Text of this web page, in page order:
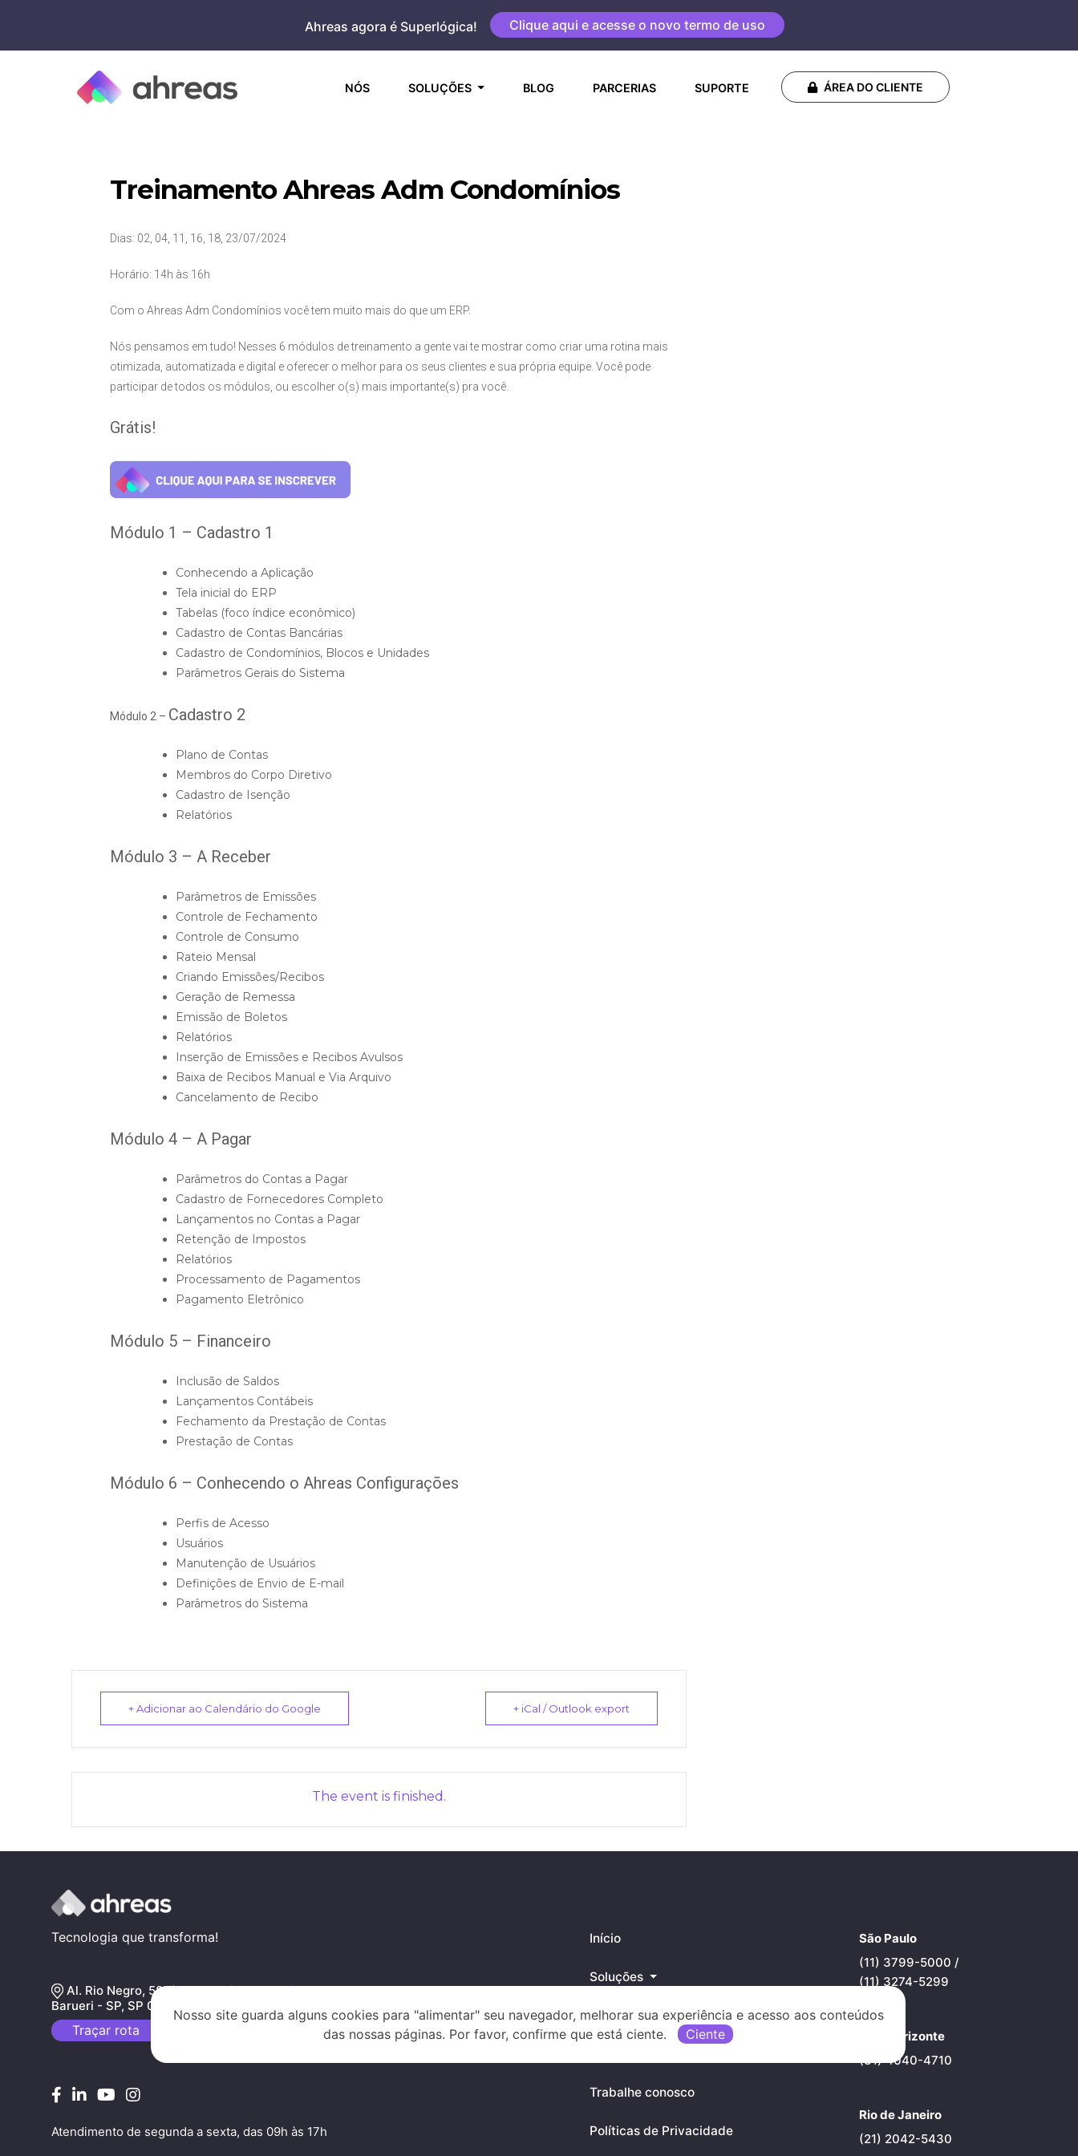
content
Ahreas agora é Superlógica! Clique aqui e acesse o novo termo de uso
NÓS(CURRENT)SOLUÇÕES BLOG PARCERIAS SUPORTE ÁREA DO CLIENTE
Nosso site guarda alguns cookies para "alimentar" seu navegador, melhorar sua experiência e acesso aos conteúdos
das nossas páginas. Por favor, confirme que está ciente.
Ciente
Treinamento Ahreas Adm Condomínios
Dias: 02, 04, 11, 16, 18, 23/07/2024
Horário: 14h às 16h
Com o Ahreas Adm Condomínios você tem muito mais do que um ERP.
Nós pensamos em tudo! Nesses 6 módulos de treinamento a gente vai te mostrar como criar uma rotina mais
otimizada, automatizada e digital e oferecer o melhor para os seus clientes e sua própria equipe. Você pode
participar de todos os módulos, ou escolher o(s) mais importante(s) pra você.
Grátis!
Módulo 1 – Cadastro 1
Conhecendo a Aplicação
Tela inicial do ERP
Tabelas (foco índice econômico)
Cadastro de Contas Bancárias
Cadastro de Condomínios, Blocos e Unidades
Parâmetros Gerais do Sistema
Módulo 2 – Cadastro 2
Plano de Contas
Membros do Corpo Diretivo
Cadastro de Isenção
Relatórios
Módulo 3 – A Receber
Parâmetros de Emissões
Controle de Fechamento
Controle de Consumo
Rateio Mensal
Criando Emissões/Recibos
Geração de Remessa
Emissão de Boletos
Relatórios
Inserção de Emissões e Recibos Avulsos
Baixa de Recibos Manual e Via Arquivo
Cancelamento de Recibo
Módulo 4 – A Pagar
Parâmetros do Contas a Pagar
Cadastro de Fornecedores Completo
Lançamentos no Contas a Pagar
Retenção de Impostos
Relatórios
Processamento de Pagamentos
Pagamento Eletrônico
Módulo 5 – Financeiro
Inclusão de Saldos
Lançamentos Contábeis
Fechamento da Prestação de Contas
Prestação de Contas
Módulo 6 – Conhecendo o Ahreas Configurações
Perfis de Acesso
Usuários
Manutenção de Usuários
Definições de Envio de E-mail
Parâmetros do Sistema
+ Adicionar ao Calendário do Google + iCal / Outlook export
The event is finished.
Tecnologia que transforma!
Al. Rio Negro, 585/B, Alphaville Industrial,
Barueri - SP, SP 06454-000
Traçar rota
Atendimento de segunda a sexta, das 09h às 17h
Início
Soluções
Blog
Trabalhe conosco
Políticas de Privacidade
São Paulo
(11) 3799-5000 /
(11) 3274-5299
Belo Horizonte
(31) 4040-4710
Rio de Janeiro
(21) 2042-5430